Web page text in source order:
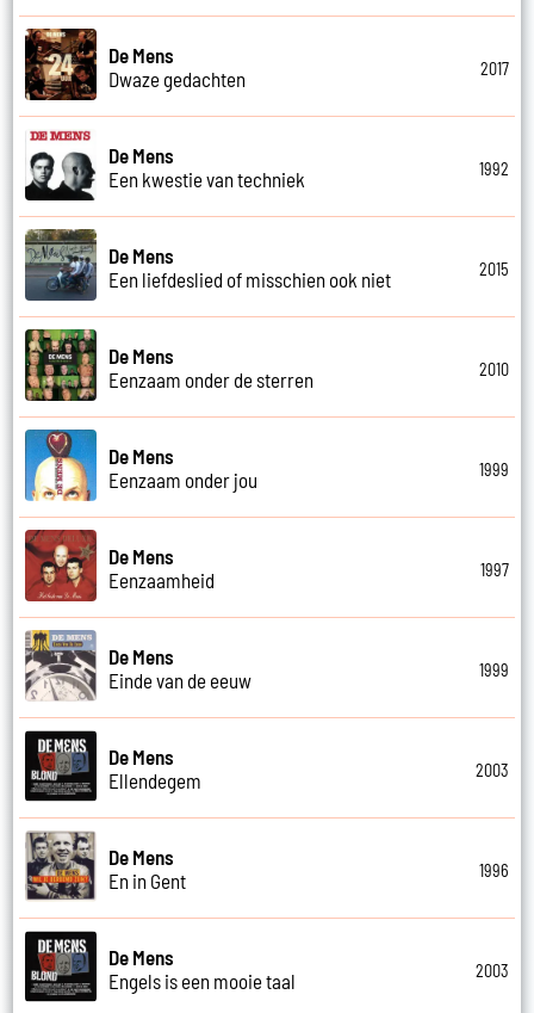
De Mens
Dwaze gedachten
2017
De Mens
Een kwestie van techniek
1992
De Mens
Een liefdeslied of misschien ook niet
2015
De Mens
Eenzaam onder de sterren
2010
De Mens
Eenzaam onder jou
1999
De Mens
Eenzaamheid
1997
De Mens
Einde van de eeuw
1999
De Mens
Ellendegem
2003
De Mens
En in Gent
1996
De Mens
Engels is een mooie taal
2003